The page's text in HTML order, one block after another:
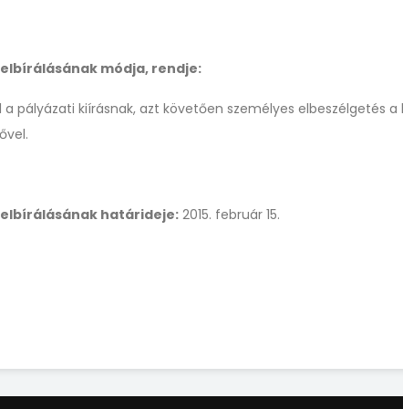
módja, rendje:
a pályázati kiírásnak, azt követően személyes elbeszélgetés
határideje:2015. február 15.